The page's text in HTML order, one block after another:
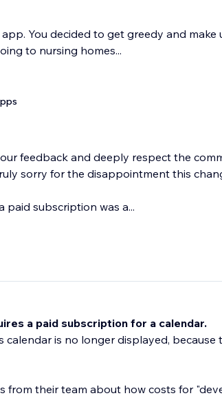
You decided to get greedy and
to nursing homes...
feedback and deeply respect the
sorry for the disappointment this
paid subscription was a...
a paid subscription for a calendar.
calendar is no longer displayed,
from their team about how costs for